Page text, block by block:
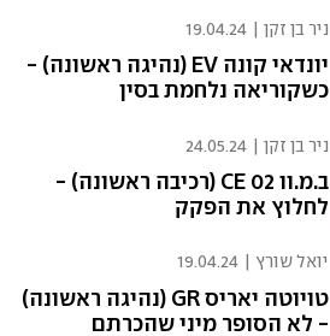
ניר בן זקן 19.04.24
יונדאי קונה EV (נהיגה ראשונה) -
כשקוריאה נלחמת בסין
ניר בן זקן 24.05.24
ב.מ.וו 02 CE (רכיבה ראשונה) -
לחלוץ את הפקק
יואל שורץ 19.04.24
טויוטה יאריס GR (נהיגה ראשונה)
- לא הסופר מיני שהכרתם